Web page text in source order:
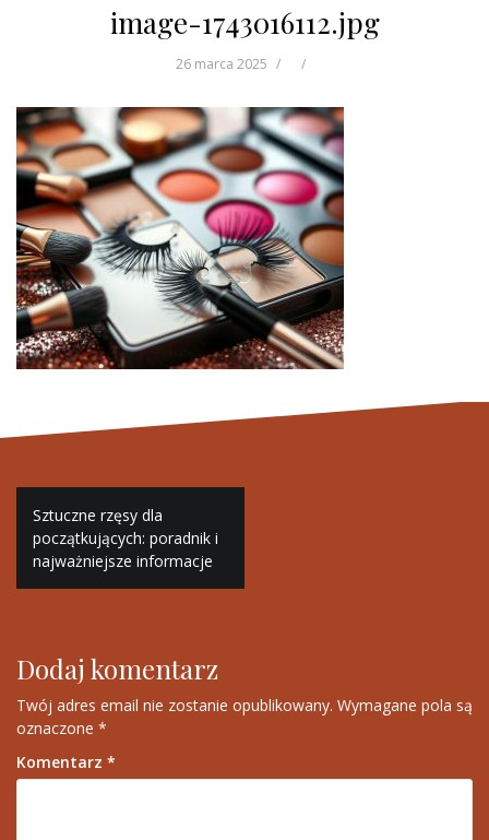
image-1743016112.jpg
26 marca 2025
Nawigacja
wpisu
Sztuczne rzęsy dla
początkujących: poradnik i
najważniejsze informacje
Dodaj komentarz
Twój adres email nie zostanie opublikowany. Wymagane pola są
oznaczone *
Komentarz *